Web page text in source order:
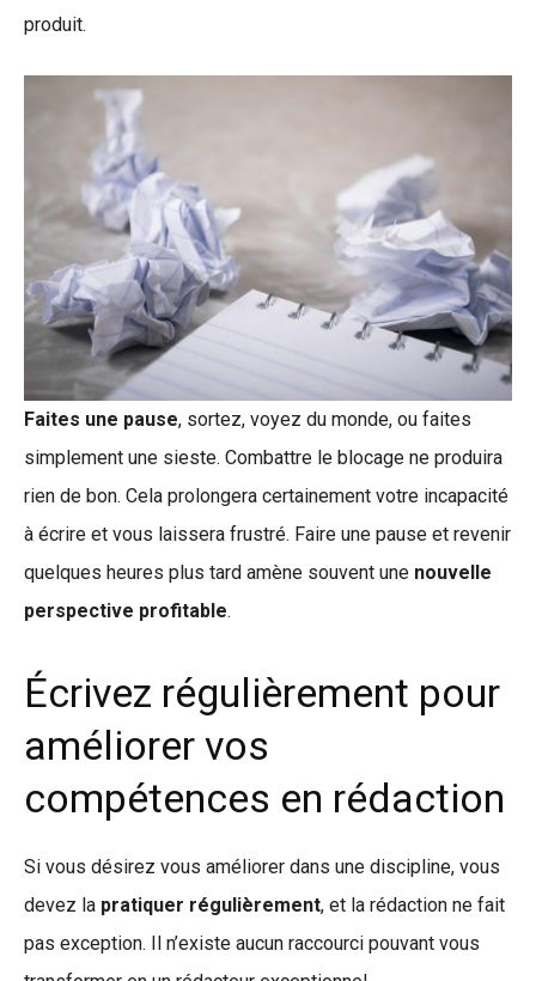
produit.
Faites une pause, sortez, voyez du monde, ou faites
simplement une sieste. Combattre le blocage ne produira
rien de bon. Cela prolongera certainement votre incapacité
à écrire et vous laissera frustré. Faire une pause et revenir
quelques heures plus tard amène souvent une nouvelle
perspective profitable.
Écrivez régulièrement pour
améliorer vos
compétences en rédaction
Si vous désirez vous améliorer dans une discipline, vous
devez la pratiquer régulièrement, et la rédaction ne fait
pas exception. Il n’existe aucun raccourci pouvant vous